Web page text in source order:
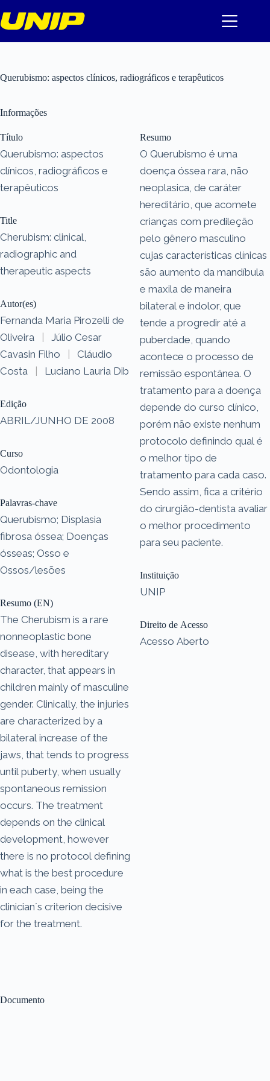
para
o
Querubismo: aspectos clínicos, radiográficos e terapêuticos
Documento
Informações
Título
Querubismo: aspectos
clínicos, radiográficos e
terapêuticos
Title
Cherubism: clinical,
radiographic and
therapeutic aspects
Autor(es)
Fernanda Maria Pirozelli de
Oliveira
|
Júlio Cesar
Cavasin Filho
|
Cláudio
Costa
| Luciano Lauria Dib
Edição
ABRIL/JUNHO DE 2008
Curso
Odontologia
Palavras-chave
Querubismo; Displasia
fibrosa óssea; Doenças
ósseas; Osso e
Ossos/lesões
Resumo (EN)
The Cherubism is a rare
nonneoplastic bone
disease, with hereditary
character, that appears in
children mainly of masculine
gender. Clinically, the injuries
are characterized by a
bilateral increase of the
jaws, that tends to progress
until puberty, when usually
spontaneous remission
occurs. The treatment
depends on the clinical
development, however
there is no protocol defining
what is the best procedure
in each case, being the
clinician´s criterion decisive
for the treatment.
Resumo
O Querubismo é uma
doença óssea rara, não
neoplasica, de caráter
hereditário, que acomete
crianças com predileção
pelo gênero masculino
cujas características clínicas
são aumento da mandíbula
e maxila de maneira
bilateral e indolor, que
tende a progredir até a
puberdade, quando
acontece o processo de
remissão espontânea. O
tratamento para a doença
depende do curso clínico,
porém não existe nenhum
protocolo definindo qual é
o melhor tipo de
tratamento para cada caso.
Sendo assim, fica a critério
do cirurgião-dentista avaliar
o melhor procedimento
para seu paciente.
Instituição
UNIP
Direito de Acesso
Acesso Aberto